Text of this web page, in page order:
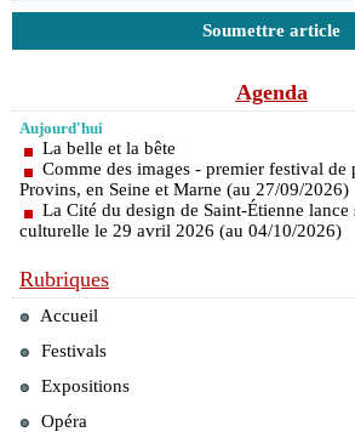
Soumettre article
Agenda
Aujourd'hui
La belle et la bête
Comme des images - premier festival de
Provins, en Seine et Marne (au 27/09/2026)
La Cité du design de Saint-Étienne lance
culturelle le 29 avril 2026 (au 04/10/2026)
Rubriques
Accueil
Festivals
Expositions
Opéra